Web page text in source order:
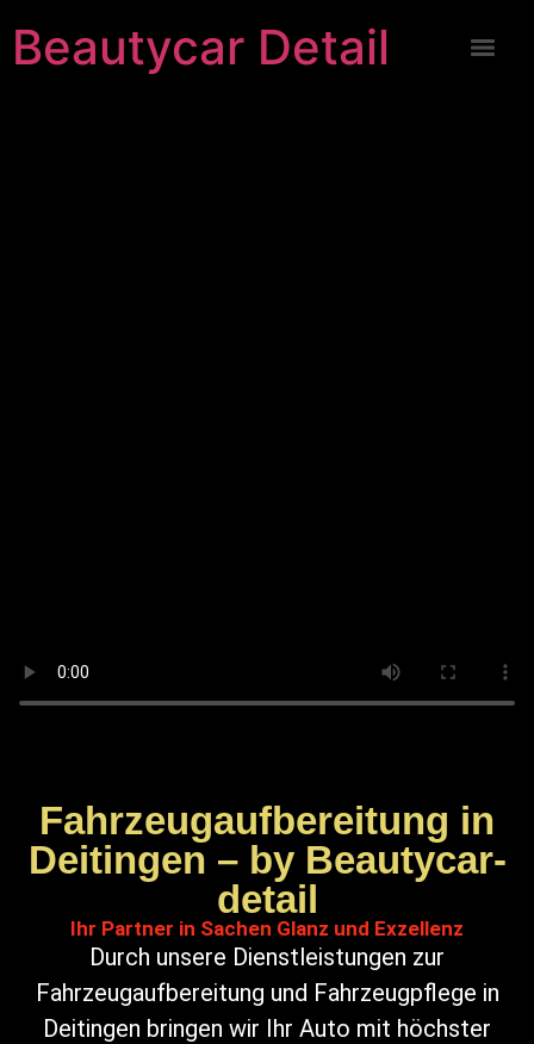
Beautycar Detail
Fahrzeugaufbereitung in
Deitingen – by Beautycar-
detail
Ihr Partner in Sachen Glanz und Exzellenz
Durch unsere Dienstleistungen zur
Fahrzeugaufbereitung und Fahrzeugpflege in
Deitingen bringen wir Ihr Auto mit höchster